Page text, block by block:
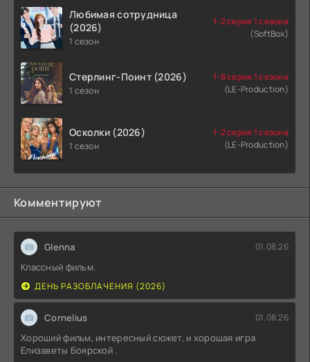
Любимая сотрудница
(2026)
1 сезон
1-2 серия 1 сезона
(SoftBox)
Стерлинг-Поинт (2026)
1 сезон
1-8 серия 1 сезона
(LE-Production)
Осколки (2026)
1 сезон
1-2 серия 1 сезона
(LE-Production)
Комментируют
Glenna 01.08.26
Классный фильм.
ДЕНЬ РАЗОБЛАЧЕНИЯ (2026)
Cornelius 01.08.26
Хороший фильм, интересный сюжет, и хорошая игра
Елизаветы Боярской .